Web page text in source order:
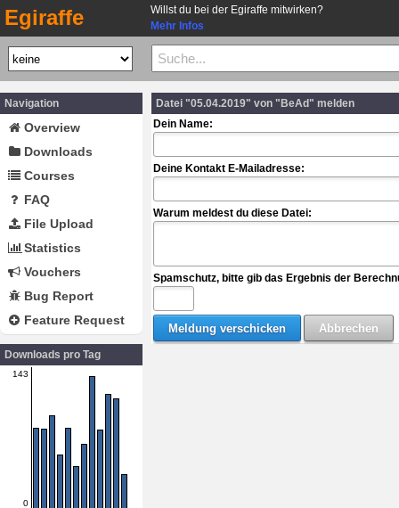
Egiraffe
Willst du bei der Egiraffe mitwirken?
Mehr Infos
Navigation
Overview
Downloads
Courses
FAQ
File Upload
Statistics
Vouchers
Bug Report
Feature Request
Downloads pro Tag
143
0
Datei "05.04.2019" von "BeAd" melden
Dein Name:
Deine Kontakt E-Mailadresse:
Warum meldest du diese Datei:
Spamschutz, bitte gib das Ergebnis der